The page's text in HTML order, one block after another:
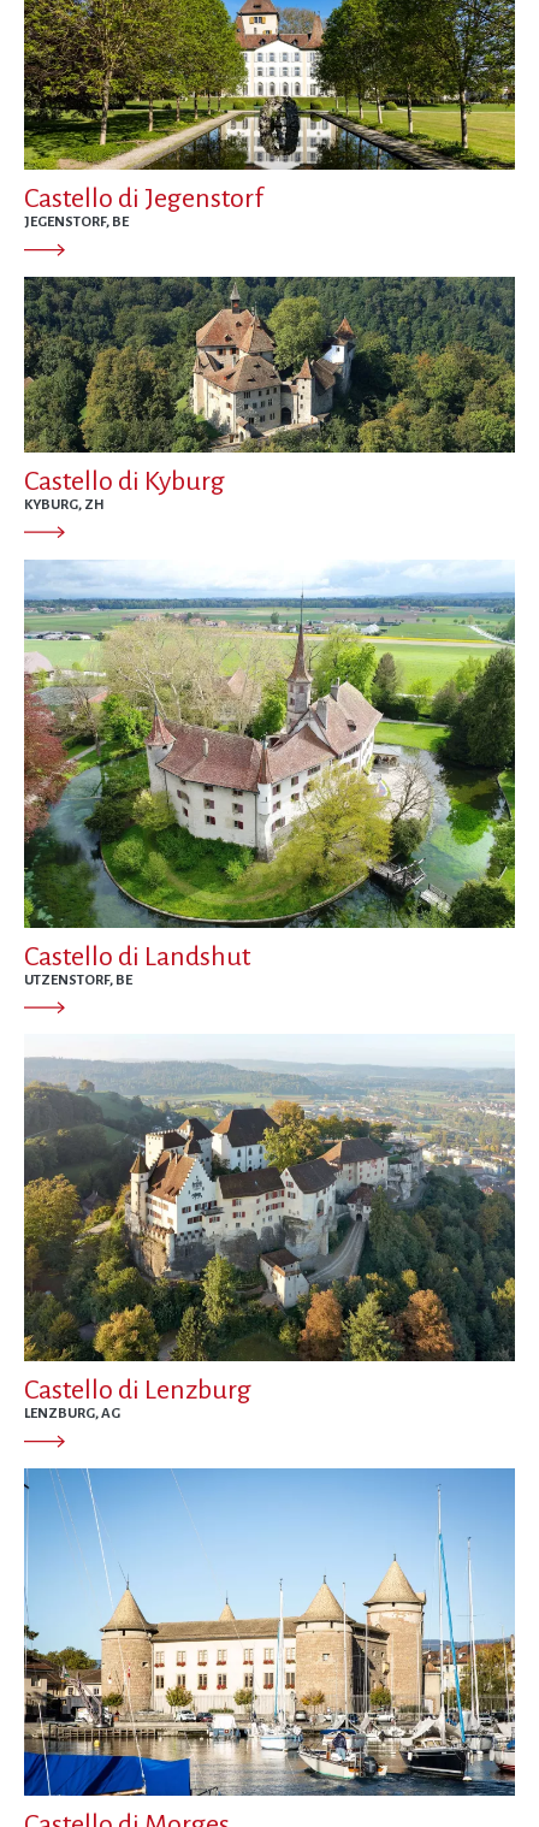
Castello di Jegenstorf
JEGENSTORF, BE
Castello di Kyburg
KYBURG, ZH
Castello di Landshut
UTZENSTORF, BE
Castello di Lenzburg
LENZBURG, AG